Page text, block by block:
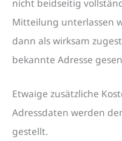
nicht beidseitig
Mitteilung unterlassen
dann als wirksam
bekannte Adresse
Etwaige zusätzliche
Adressdaten werden
gestellt.